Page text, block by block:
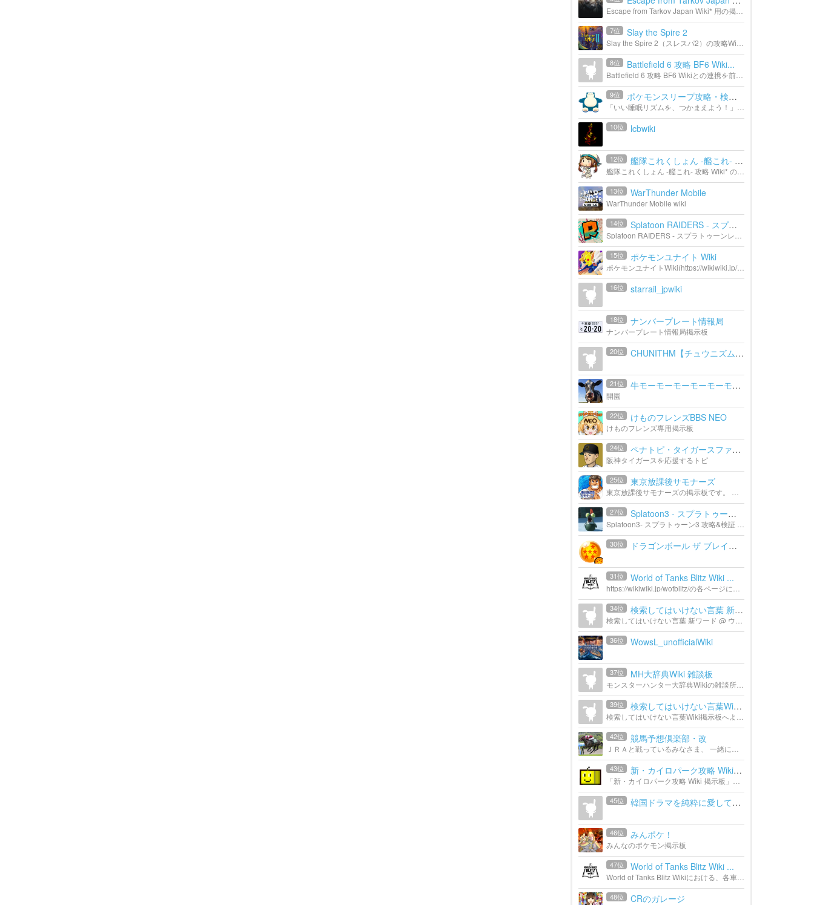
7位 Slay the Spire 2
8位 Battlefield 6 攻略 BF6 Wiki...
9位 ポケモンスリープ攻略・検証Wiki
10位 lcbwiki
12位 艦隊これくしょん -艦これ- ...
13位 WarThunder Mobile
WarThunder Mobile wiki
14位 Splatoon RAIDERS - スプラト...
15位 ポケモンユナイト Wiki
ポケモンユナイトWiki(https://wikiwiki.jp/poke-unite/)のzawazawaコメントです。 情報提供や質問、雑談等にご利用ください。 ※ご利用にあたって、zawazawa利用規約の内容にも則するものとするので必ずご覧く...
16位 starrail_jpwiki
18位 ナンバープレート情報局
ナンバープレート情報局掲示板
20位 CHUNITHM【チュウニズム】攻...
21位 牛モーモーモーモーモーモー...
開園
22位 けものフレンズBBS NEO
けものフレンズ専用掲示板
24位 ペナトピ・タイガースファン...
阪神タイガースを応援するトピ
25位 東京放課後サモナーズ
27位 Splatoon3 - スプラトゥーン3...
30位 ドラゴンボール ザ ブレイカ...
31位 World of Tanks Blitz Wiki ...
34位 検索してはいけない言葉 新ワ...
36位 WowsL_unofficialWiki
37位 MH大辞典Wiki 雑談板
39位 検索してはいけない言葉Wiki...
42位 競馬予想倶楽部・改
43位 新・カイロパーク攻略 Wiki* ...
45位 韓国ドラマを純粋に愛している会
46位 みんポケ！
みんなのポケモン掲示板
47位 World of Tanks Blitz Wiki ...
48位 CRのガレージ